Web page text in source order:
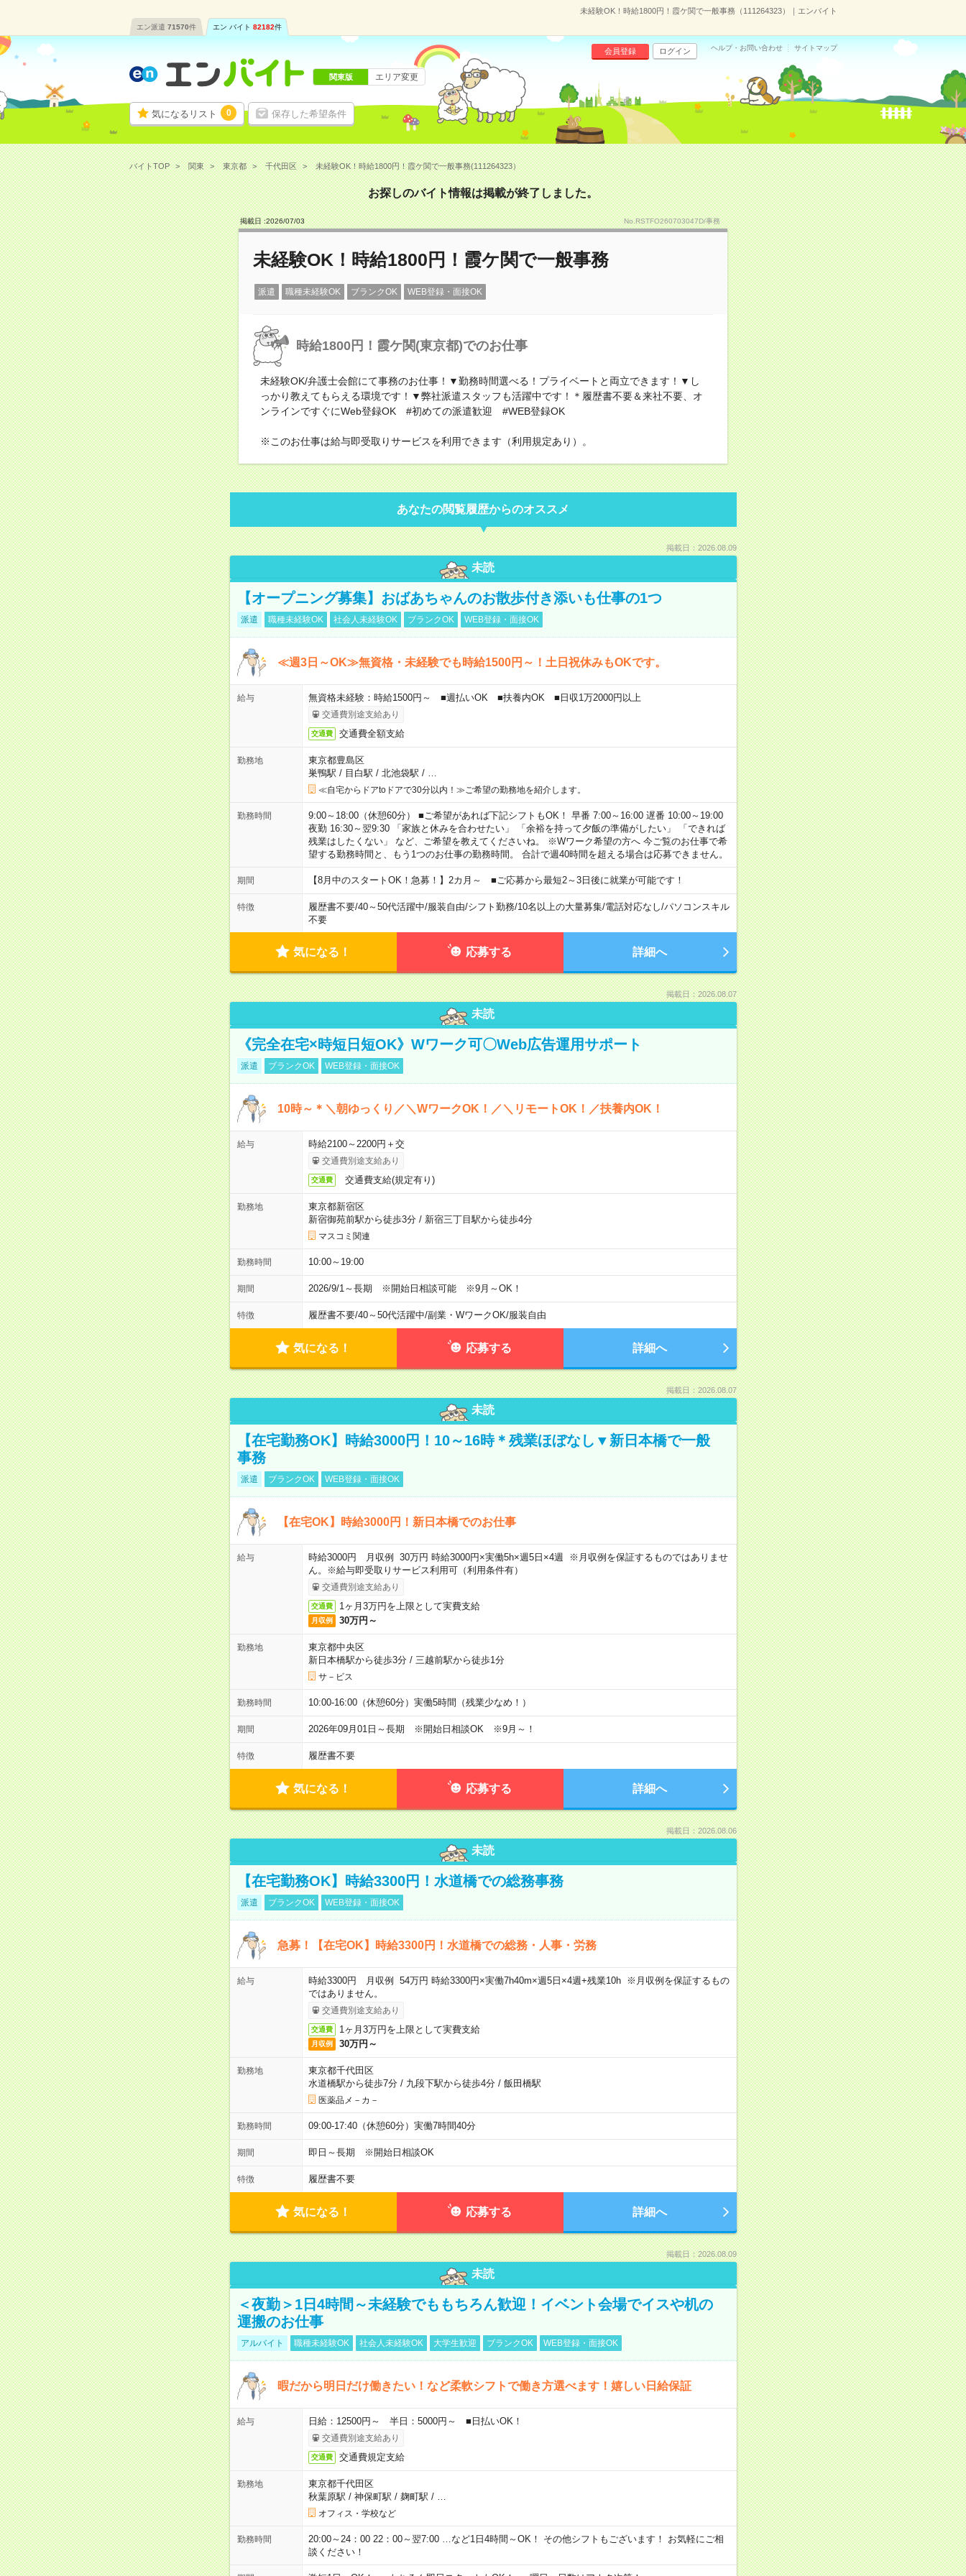
未経験OK！時給1800円！霞ケ関で一般事務（111264323）｜エンバイト
エン派遣 71570件 エン バイト 82182件
気になるリスト 0 保存した希望条件
会員登録 ログイン ヘルプ・お問い合わせ サイトマップ
関東版 エリア変更
バイトTOP 関東 東京都 千代田区 未経験OK！時給1800円！霞ケ関で一般事務(111264323）
お探しのバイト情報は掲載が終了しました。
掲載日 :2026/07/03 No.RSTFO260703047D/事務
未経験OK！時給1800円！霞ケ関で一般事務
派遣 職種未経験OK ブランクOK WEB登録・面接OK
時給1800円！霞ケ関(東京都)でのお仕事
未経験OK/弁護士会館にて事務のお仕事！▼勤務時間選べる！プライベートと両立できます！▼し
っかり教えてもらえる環境です！▼弊社派遣スタッフも活躍中です！＊履歴書不要＆来社不要、オ
ンラインですぐにWeb登録OK #初めての派遣歓迎 #WEB登録OK
※このお仕事は給与即受取りサービスを利用できます（利用規定あり）。
あなたの閲覧履歴からのオススメ
掲載日：2026.08.09
未読
【オープニング募集】おばあちゃんのお散歩付き添いも仕事の1つ
派遣 職種未経験OK 社会人未経験OK ブランクOK WEB登録・面接OK
≪週3日～OK≫無資格・未経験でも時給1500円～！土日祝休みもOKです。
給与 無資格未経験：時給1500円～ ■週払いOK ■扶養内OK ■日収1万2000円以上
交通費別途支給あり
交通費 交通費全額支給
勤務地
東京都豊島区
巣鴨駅 / 目白駅 / 北池袋駅 /
≪自宅からドアtoドアで30分以内！≫ご希望の勤務地を紹介します。
勤務時間
9:00～18:00（休憩60分） ■ご希望があれば下記シフトもOK！ 早番 7:00～16:00 遅番 10:00～19:00
夜勤 16:30～翌9:30 「家族と休みを合わせたい」 「余裕を持って夕飯の準備がしたい」 「できれば
残業はしたくない」 など、ご希望を教えてくださいね。 ※Wワーク希望の方へ 今ご覧のお仕事で希
望する勤務時間と、もう1つのお仕事の勤務時間。 合計で週40時間を超える場合は応募できません。
期間 【8月中のスタートOK！急募！】2カ月～ ■ご応募から最短2～3日後に就業が可能です！
特徴 履歴書不要/40～50代活躍中/服装自由/シフト勤務/10名以上の大量募集/電話対応なし/パソコンスキル
不要
気になる！ 応募する 詳細へ
掲載日：2026.08.07
未読
《完全在宅×時短日短OK》Wワーク可〇Web広告運用サポート
派遣 ブランクOK WEB登録・面接OK
10時～＊＼朝ゆっくり／＼WワークOK！／＼リモートOK！／扶養内OK！
給与 時給2100～2200円＋交
交通費別途支給あり
交通費 交通費支給(規定有り)
勤務地
東京都新宿区
新宿御苑前駅から徒歩3分/ 新宿三丁目駅から徒歩4分
マスコミ関連
勤務時間 10:00～19:00
期間 2026/9/1～長期 ※開始日相談可能 ※9月～OK！
特徴 履歴書不要/40～50代活躍中/副業・WワークOK/服装自由
気になる！ 応募する 詳細へ
掲載日：2026.08.07
未読
【在宅勤務OK】時給3000円！10～16時＊残業ほぼなし▼新日本橋で一般
事務
派遣 ブランクOK WEB登録・面接OK
【在宅OK】時給3000円！新日本橋でのお仕事
給与
時給3000円 月収例 30万円 時給3000円×実働5h×週5日×4週 ※月収例を保証するものではありませ
ん。※給与即受取りサービス利用可（利用条件有）
交通費別途支給あり
交通費 1ヶ月3万円を上限として実費支給
月収例 30万円～
勤務地
東京都中央区
新日本橋駅から徒歩3分/ 三越前駅から徒歩1分
サ－ビス
勤務時間 10:00-16:00（休憩60分）実働5時間（残業少なめ！）
期間 2026年09月01日～長期 ※開始日相談OK ※9月～！
特徴 履歴書不要
気になる！ 応募する 詳細へ
掲載日：2026.08.06
未読
【在宅勤務OK】時給3300円！水道橋での総務事務
派遣 ブランクOK WEB登録・面接OK
急募！【在宅OK】時給3300円！水道橋での総務・人事・労務
給与
時給3300円 月収例 54万円 時給3300円×実働7h40m×週5日×4週+残業10h ※月収例を保証するもの
ではありません。
交通費別途支給あり
交通費 1ヶ月3万円を上限として実費支給
月収例 30万円～
勤務地
東京都千代田区
水道橋駅から徒歩7分/ 九段下駅から徒歩4分/ 飯田橋駅
医薬品メ－カ－
勤務時間 09:00-17:40（休憩60分）実働7時間40分
期間 即日～長期 ※開始日相談OK
特徴 履歴書不要
気になる！ 応募する 詳細へ
掲載日：2026.08.09
未読
＜夜勤＞1日4時間～未経験でももちろん歓迎！イベント会場でイスや机の
運搬のお仕事
アルバイト 職種未経験OK 社会人未経験OK 大学生歓迎 ブランクOK WEB登録・面接OK
暇だから明日だけ働きたい！など柔軟シフトで働き方選べます！嬉しい日給保証
給与 日給：12500円～ 半日：5000円～ ■日払いOK！
交通費別途支給あり
交通費 交通費規定支給
勤務地
東京都千代田区
秋葉原駅 / 神保町駅 / 麹町駅 /
オフィス・学校など
勤務時間
20:00～24：00 22：00～翌7:00 …など1日4時間～OK！ その他シフトもございます！ お気軽にご相
談ください！